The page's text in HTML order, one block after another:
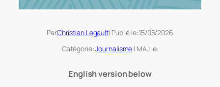
ParChristian Legault| Publié le:15/05/2026
Catégorie:Journalisme | MAJ le:
English version below